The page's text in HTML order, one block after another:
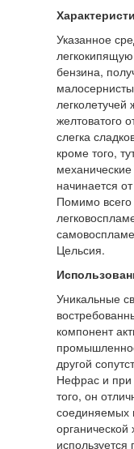
Указанное
бензина,
легколетучей
желтоватого
слегка
кроме того,
начинается
Помимо всего
Цельсия.
Уникальные
компонент
другой
Нефрас и при
того, он
соединяемых